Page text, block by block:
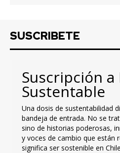
SUSCRIBETE
Suscripción a
Sustentable
Una dosis de sustentabilidad
bandeja de entrada. No se
sino de historias poderosas,
y voces de cambio que están
significa ser sostenible en